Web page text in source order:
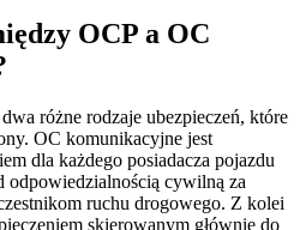
OCP a OC
różne rodzaje ubezpieczeń, które
OC komunikacyjne jest
dla każdego posiadacza pojazdu
odpowiedzialnością cywilną za
ruchu drogowego. Z kolei
skierowanym głównie do